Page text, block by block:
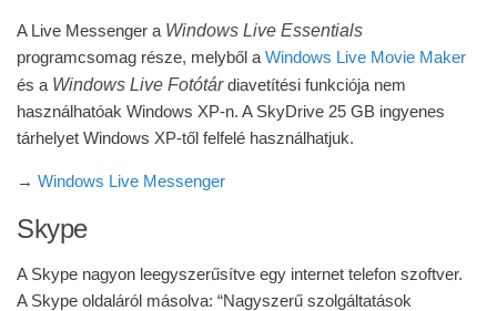
A Live Messenger a Windows Live Essentials
programcsomag része, melyből a Windows Live Movie Maker
és a Windows Live Fotótárdiavetítési funkciója nem
használhatóak Windows XP-n. A SkyDrive 25 GB ingyenes
tárhelyet Windows XP-től felfelé használhatjuk.
→ Windows Live Messenger
Skype
A Skype nagyon leegyszerűsítve egy internet telefon szoftver.
A Skype oldaláról másolva: “Nagyszerű szolgáltatások